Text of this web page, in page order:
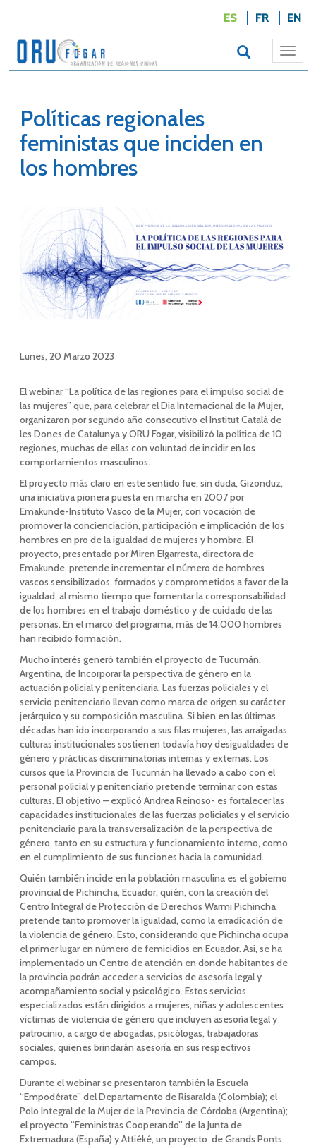
ES FR EN
Políticas regionales
feministas que inciden en
los hombres
Lunes, 20 Marzo 2023
El webinar “La política de las regiones para el impulso social de
las mujeres” que, para celebrar el Dia Internacional de la Mujer,
organizaron por segundo año consecutivo el Institut Català de
les Dones de Catalunya y ORU Fogar, visibilizó la política de 10
regiones, muchas de ellas con voluntad de incidir en los
comportamientos masculinos.
El proyecto más claro en este sentido fue, sin duda, Gizonduz,
una iniciativa pionera puesta en marcha en 2007 por
Emakunde-Instituto Vasco de la Mujer, con vocación de
promover la concienciación, participación e implicación de los
hombres en pro de la igualdad de mujeres y hombre. El
proyecto, presentado por Miren Elgarresta, directora de
Emakunde, pretende incrementar el número de hombres
vascos sensibilizados, formados y comprometidos a favor de la
igualdad, al mismo tiempo que fomentar la corresponsabilidad
de los hombres en el trabajo doméstico y de cuidado de las
personas. En el marco del programa, más de 14.000 hombres
han recibido formación.
Mucho interés generó también el proyecto de Tucumán,
Argentina, de Incorporar la perspectiva de género en la
actuación policial y penitenciaria. Las fuerzas policiales y el
servicio penitenciario llevan como marca de origen su carácter
jerárquico y su composición masculina. Si bien en las últimas
décadas han ido incorporando a sus filas mujeres, las arraigadas
culturas institucionales sostienen todavía hoy desigualdades de
género y prácticas discriminatorias internas y externas. Los
cursos que la Provincia de Tucumán ha llevado a cabo con el
personal policial y penitenciario pretende terminar con estas
culturas. El objetivo – explicó Andrea Reinoso- es fortalecer las
capacidades institucionales de las fuerzas policiales y el servicio
penitenciario para la transversalización de la perspectiva de
género, tanto en su estructura y funcionamiento interno, como
en el cumplimiento de sus funciones hacia la comunidad.
Quién también incide en la población masculina es el gobierno
provincial de Pichincha, Ecuador, quién, con la creación del
Centro Integral de Protección de Derechos Warmi Pichincha
pretende tanto promover la igualdad, como la erradicación de
la violencia de género. Esto, considerando que Pichincha ocupa
el primer lugar en número de femicidios en Ecuador. Así, se ha
implementado un Centro de atención en donde habitantes de
la provincia podrán acceder a servicios de asesoría legal y
acompañamiento social y psicológico. Estos servicios
especializados están dirigidos a mujeres, niñas y adolescentes
víctimas de violencia de género que incluyen asesoría legal y
patrocinio, a cargo de abogadas, psicólogas, trabajadoras
sociales, quienes brindarán asesoría en sus respectivos
campos.
Durante el webinar se presentaron también la Escuela
“Empodérate” del Departamento de Risaralda (Colombia); el
Polo Integral de la Mujer de la Provincia de Córdoba (Argentina);
el proyecto “Feministras Cooperando” de la Junta de
Extremadura (España) y Attiéké, un proyecto de Grands Ponts